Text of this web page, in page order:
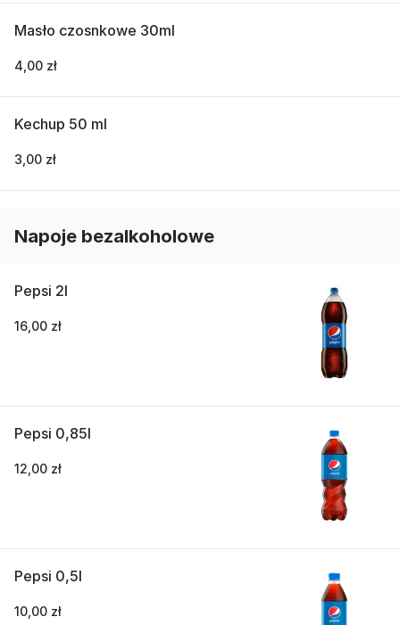
Masło czosnkowe 30ml
4,00 zł
Kechup 50 ml
3,00 zł
Napoje bezalkoholowe
Pepsi 2l
16,00 zł
Pepsi 0,85l
12,00 zł
Pepsi 0,5l
10,00 zł